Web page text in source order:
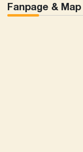
Fanpage & Map